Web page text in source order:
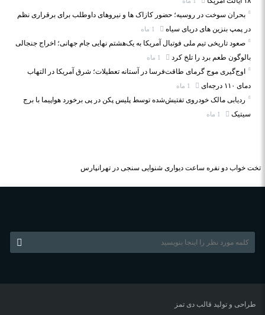
بحران سوخت در روسیه؛ حضور کازاک‌ ها و نیروهای داوطلب برای برقراری نظم
در پمپ بنزین‌ های دریای سیاه
صعود تاریخی تیم ملی فوتبال آمریکا به یک‌هشتم نهایی جام جهانی؛ اخراج جنجالی
بالوگون طعم برد را تلخ کرد
اوج‌گیری موج گرمای طاقت‌فرسا در آستانه تعطیلات؛ شرق آمریکا در التهاب
دمای ۱۱۰ درجه‌ای
ردیابی مالک خودروی تفتیش‌شده توسط پلیس پکن در پی برخورد هواپیما با برج
سیتیک
تخت خواب دو نفره ساعت دیواری شنوایی سنجی در تهرانپارس
طراحی و تولید قالب دی تمز